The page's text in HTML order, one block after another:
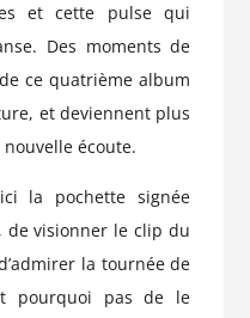
et cette pulse qui
Des moments de
ce quatrième album
et deviennent plus
écoute.
la pochette signée
de visionner le clip du
la tournée de
pourquoi pas de le